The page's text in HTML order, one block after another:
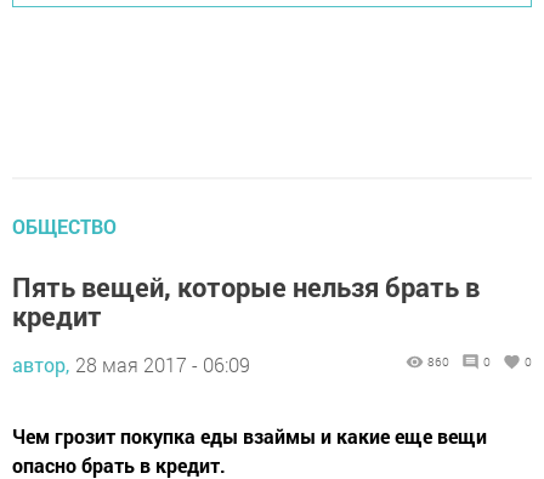
ОБЩЕСТВО
Пять вещей, которые нельзя брать в
кредит
автор, 28 мая 2017 - 06:09 860 0 0
Чем грозит покупка еды взаймы и какие еще вещи
опасно брать в кредит.